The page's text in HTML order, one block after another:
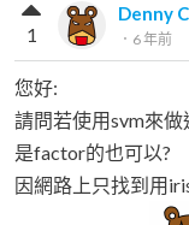
Denny
． 6 年前
1
您好:
請問若使用svm來
是factor的也可以?
因網路上只找到用